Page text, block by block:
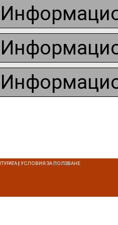
|УСЛОВИЯ ЗА ПОЛЗВАНЕ